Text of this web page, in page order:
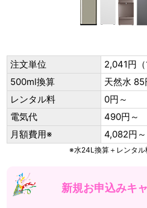
注文単位
2,041円
500ml換算
天然水 85
レンタル料
0円～
電気代
490円～
月額費用※
4,082円～
※水24L換算＋レンタル
新規お申込みキ